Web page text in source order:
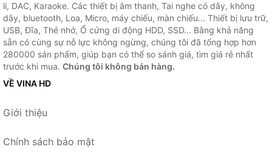
li, DAC, Karaoke. Các thiết bị âm thanh, Tai nghe có dây, không
dây, bluetooth, Loa, Micro, máy chiếu, màn chiếu... Thiết bị lưu trữ,
USB, Đĩa, Thẻ nhớ, Ổ cứng di động HDD, SSD... Bằng khả năng
sẵn có cùng sự nỗ lực không ngừng, chúng tôi đã tổng hợp hơn
280000 sản phẩm, giúp bạn có thể so sánh giá, tìm giá rẻ nhất
trước khi mua. Chúng tôi không bán hàng.
VỀ VINA HD
Giới thiệu
Chính sách bảo mật